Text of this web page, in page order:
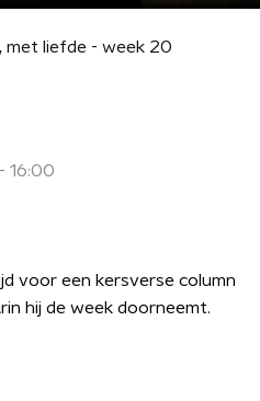
met liefde - week 20
16:00
voor een kersverse column
hij de week doorneemt.